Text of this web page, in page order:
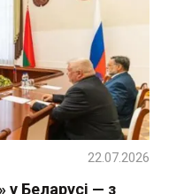
Беларусі — з
22.07.2026